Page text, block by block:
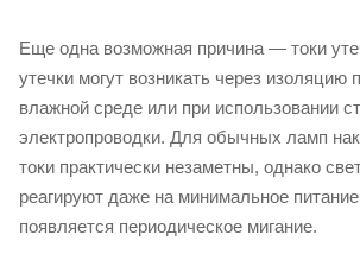
Еще одна возможная причина — токи
утечки могут возникать через изоляцию
влажной среде или при использовании
электропроводки. Для обычных ламп
токи практически незаметны, однако
реагируют даже на минимальное
появляется периодическое мигание.